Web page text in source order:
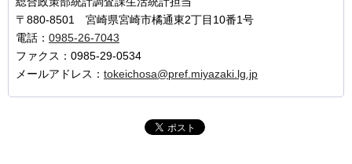
〒880-8501 宮崎県宮崎市橘通東2丁目10番1号
電話： 0985-26-7043
ファクス：0985-29-0534
メールアドレス： tokeichosa@pref.miyazaki.lg.jp